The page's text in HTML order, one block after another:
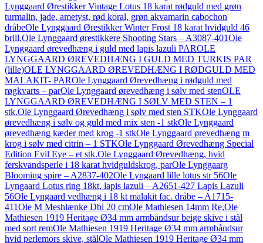
Lynggaard Ørestikker Vintage Lotus 18 karat rødguld med grøn
turmalin, jade, ametyst, rød koral, grøn akvamarin cabochon
dråbeOle Lynggaard Ørestikker Winter Frost 18 karat hvidguld 46
brill.Ole Lynggaard ørestikkere Shooting Stars – A3087-401Ole
Lynggaard ørevedhæng i guld med lapis lazuli PAROLE
LYNGGAARD ØREVEDHÆNG I GULD MED TURKIS PAR
(lille)OLE LYNGGAARD ØREVEDHÆNG I RØDGULD MED
MALAKIT- PAROle Lynggaard Ørevedhæng i rødguld med
røgkvarts – parOle Lynggaard ørevedhæng i sølv med stenOLE
LYNGGAARD ØREVEDHÆNG I SØLV MED STEN – 1
stk.Ole Lynggaard Ørevedhæng i sølv med sten STKOle Lynggaard
ørevedhæng i sølv og guld med mix sten -1 stkOle Lynggaard
ørevedhæng kæder med krog -1 stkOle Lynggaard ørevedhæng m
krog i sølv med citrin – 1 STKOle Lynggaard Ørevedhæng Special
Edition Evil Eye – et stk.Ole Lynggaard Ørevedhæng, hvid
ferskvandsperle i 18 karat hvidguldskrog, parOle Lynggaarg
Blooming spire – A2837-402Ole Lyngaard lille lotus str 56Ole
Lyngaard Lotus ring 18kt, lapis lazuli – A2651-427 Lapis Lazuli
56Ole Lyngaard vedhæng i 18 kt malakit fac. dråbe – A1715-
411Ole M Meshlænke Dbl 20 cmOle Mathiesen 14mm Re,Ole
Mathiesen 1919 Heritage Ø34 mm armbåndsur beige skive i stål
med sort remOle Mathiesen 1919 Heritage Ø34 mm armbåndsur
hvid perlemors skive, stålOle Mathiesen 1919 Heritage Ø34 mm